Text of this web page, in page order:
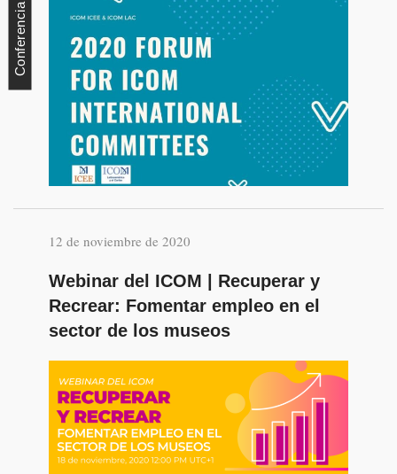
Conferencia
12 de noviembre de 2020
Webinar del ICOM | Recuperar y
Recrear: Fomentar empleo en el
sector de los museos